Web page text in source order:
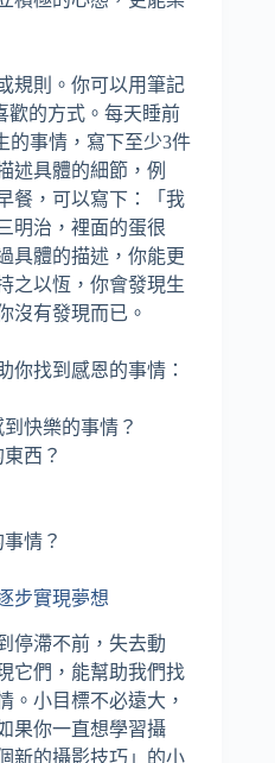
規則。你可以用筆記
歡的方式。每天睡前
的事情，寫下至少3件
述具體的細節，例
餐，可以寫下：「我
明治，裡面的蛋很
具體的描述，你能更
之以恆，你會發現生
沒有發現而已。
你找到感恩的事情：
快樂的事情？
西？
情？
步實現夢想
停滯不前，失去動
它們，能幫助我們找
。小目標不必遠大，
果你一直想學習攝
新的攝影技巧」的小